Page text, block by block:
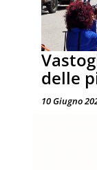
delle
10 Giugno